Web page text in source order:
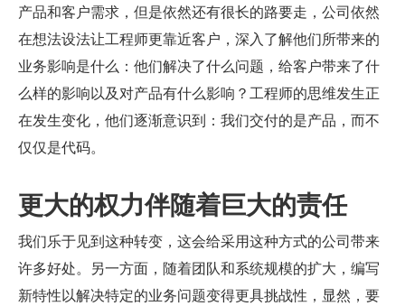
产品和客户需求，但是依然还有很长的路要走，公司依然
在想法设法让工程师更靠近客户，深入了解他们所带来的
业务影响是什么：他们解决了什么问题，给客户带来了什
么样的影响以及对产品有什么影响？工程师的思维发生正
在发生变化，他们逐渐意识到：我们交付的是产品，而不
仅仅是代码。
更大的权力伴随着巨大的责任
我们乐于见到这种转变，这会给采用这种方式的公司带来
许多好处。另一方面，随着团队和系统规模的扩大，编写
新特性以解决特定的业务问题变得更具挑战性，显然，要